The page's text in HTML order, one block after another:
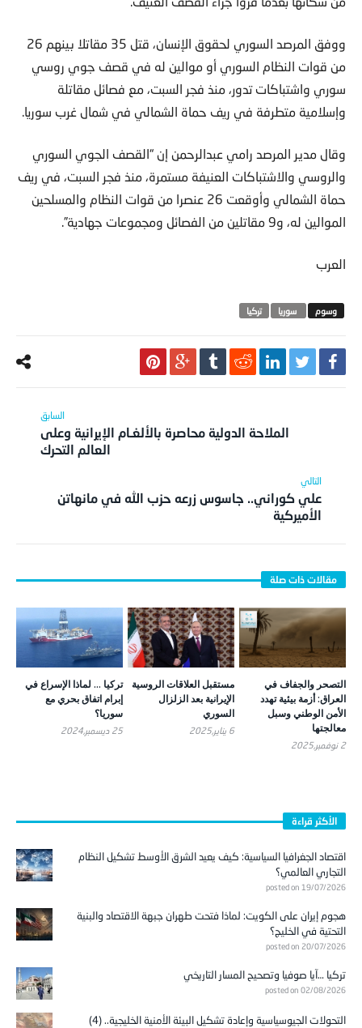
ووفق المرصد السوري لحقوق الإنسان، قتل 35 مقاتلا بينهم 26
من قوات النظام السوري أو موالين له في قصف جوي روسي
سوري واشتباكات تدور، منذ فجر السبت، مع فصائل مقاتلة
وإسلامية متطرفة في ريف حماة الشمالي في شمال غرب سوريا.
وقال مدير المرصد رامي عبدالرحمن إن “القصف الجوي السوري
والروسي والاشتباكات العنيفة مستمرة، منذ فجر السبت، في ريف
حماة الشمالي وأوقعت 26 عنصرا من قوات النظام والمسلحين
الموالين له، و9 مقاتلين من الفصائل ومجموعات جهادية”.
العرب
‬ ‫‏سوريا‬ تركيا
الملاحة الدولية محاصرة بالألغـام الإيرانية وعلى
العالم التحرك
علي كوراني.. جاسوس زرعه حزب الله في مانهاتن
الأميركية
التصحر والجفاف في
العراق: أزمة بيئية تهدد
الأمن الوطني وسبل
معالجتها
2 نوفمبر,2025
مستقبل العلاقات الروسية
الإيرانية بعد الزلزال
السوري
6 يناير,2025
تركيا … لماذا الإسراع في
إبرام اتفاق بحري مع
سوريا؟
25 ديسمبر,2024
الأكثر قراءة
اقتصاد الجغرافيا السياسية: كيف يعيد الشرق الأوسط تشكيل النظام
التجاري العالمي؟
posted on 19/07/2026
هجوم إيران على الكويت: لماذا فتحت طهران جبهة الاقتصاد والبنية
التحتية في الخليج؟
posted on 20/07/2026
تركيا …آيا صوفيا وتصحيح المسار التاريخي
posted on 02/08/2026
التحولات الجيوسياسية وإعادة تشكيل البيئة الأمنية الخليجية.. (4)